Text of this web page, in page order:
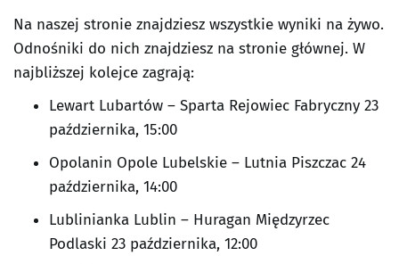
Na naszej stronie znajdziesz wszystkie wyniki na żywo.
Odnośniki do nich znajdziesz na stronie głównej. W
najbliższej kolejce zagrają:
Lewart Lubartów – Sparta Rejowiec Fabryczny 23
października, 15:00
Opolanin Opole Lubelskie – Lutnia Piszczac 24
października, 14:00
Lublinianka Lublin – Huragan Międzyrzec
Podlaski 23 października, 12:00